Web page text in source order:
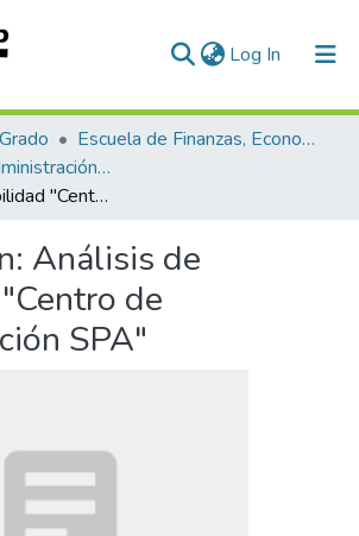
Log In (current)
Escuela de Finanzas, Economía y Gobierno
Maestría en Administración Financiera (tesis)
Análisis de viabilidad "Centro de Rehabilitación SPA"
Análisis de
de
SPA"